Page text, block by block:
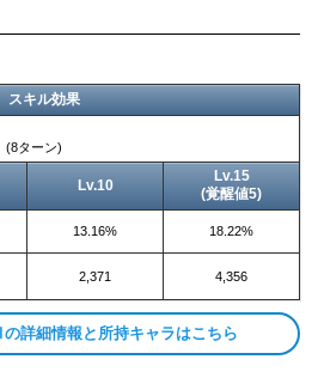
スキル効果
(8ターン)
Lv.10
Lv.15
(覚醒値5)
13.16% 18.22%
2,371 4,356
詳細情報と所持キャラはこちら